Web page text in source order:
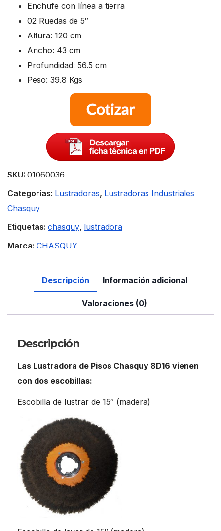
Enchufe con línea a tierra
02 Ruedas de 5″
Altura: 120 cm
Ancho: 43 cm
Profundidad: 56.5 cm
Peso: 39.8 Kgs
SKU: 01060036
Categorías: Lustradoras, Lustradoras Industriales
Chasquy
Etiquetas: chasquy, lustradora
Marca: CHASQUY
Descripción Información adicional
Valoraciones (0)
Descripción
Las Lustradora de Pisos Chasquy 8D16 vienen
con dos escobillas:
Escobilla de lustrar de 15″ (madera)